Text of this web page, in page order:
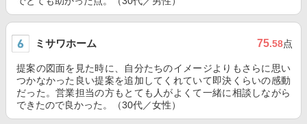
ミサワホーム 75.58点
提案の図面を見た時に、自分たちのイメージよりもさらに思い
つかなかった良い提案を追加してくれていて即決くらいの感動
だった。営業担当の方もとても人がよくて一緒に相談しながら
できたので良かった。（30代／女性）